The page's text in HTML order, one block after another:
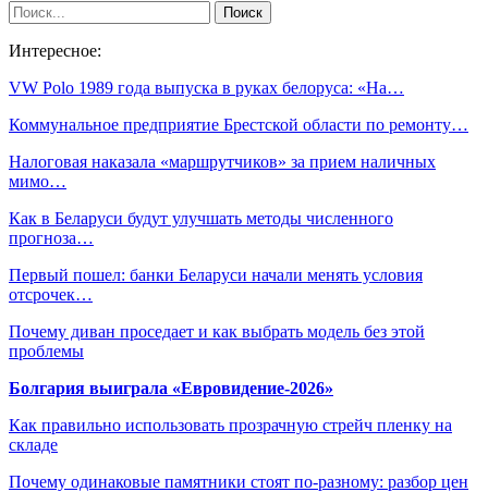
Интересное:
VW Polo 1989 года выпуска в руках белоруса: «На…
Коммунальное предприятие Брестской области по ремонту…
Налоговая наказала «маршрутчиков» за прием наличных
мимо…
Как в Беларуси будут улучшать методы численного
прогноза…
Первый пошел: банки Беларуси начали менять условия
отсрочек…
Почему диван проседает и как выбрать модель без этой
проблемы
Болгария выиграла «Евровидение-2026»
Как правильно использовать прозрачную стрейч пленку на
складе
Почему одинаковые памятники стоят по-разному: разбор цен